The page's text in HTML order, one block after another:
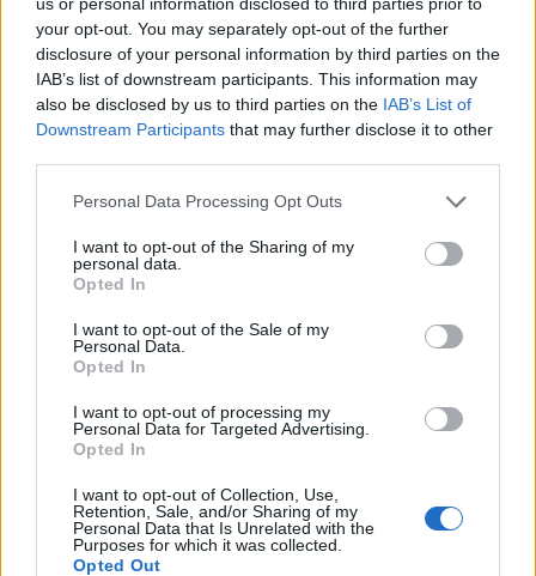
your opt-out. You may separately opt-out of the further
disclosure of your personal information by third parties on the
IAB’s list of downstream participants. This information may
also be disclosed by us to third parties on the IAB’s List of
Downstream Participants that may further disclose it to other
Personal Data Processing Opt Outs
I want to opt-out of the Sharing of my
personal data.
Opted In
I want to opt-out of the Sale of my
Personal Data.
Opted In
I want to opt-out of processing my
Personal Data for Targeted Advertising.
Opted In
I want to opt-out of Collection, Use,
Retention, Sale, and/or Sharing of my
Personal Data that Is Unrelated with the
Purposes for which it was collected.
Opted Out
Белият дом спира проекти за
възобновяема енергия в САЩ
07.08.2026 / 18:00